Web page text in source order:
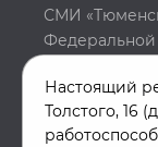
СМИ
Федеральной
марта 2022г.
время».
Настоящий
Толстого, 16